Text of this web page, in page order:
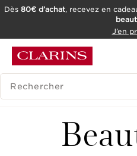
OUTIL D'ACCESSIBILITÉ
Dès 80€ d’achat, recevez en
J’en
HISTORIQUE DES RECHERCHES